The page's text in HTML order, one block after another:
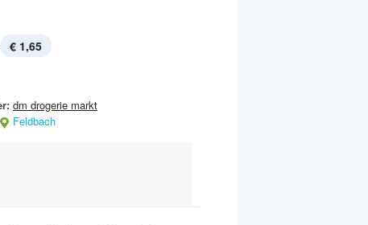
€ 1,65
dm drogerie markt
Feldbach